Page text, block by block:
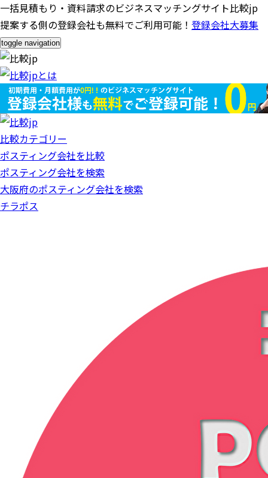
一括見積もり・資料請求のビジネスマッチングサイト比較jp
提案する側の登録会社も無料でご利用可能！ 登録会社大募集
toggle navigation
比較カテゴリー
ポスティング会社を比較
ポスティング会社を検索
大阪府のポスティング会社を検索
チラポス